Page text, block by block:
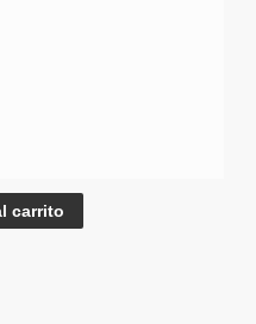
carrito